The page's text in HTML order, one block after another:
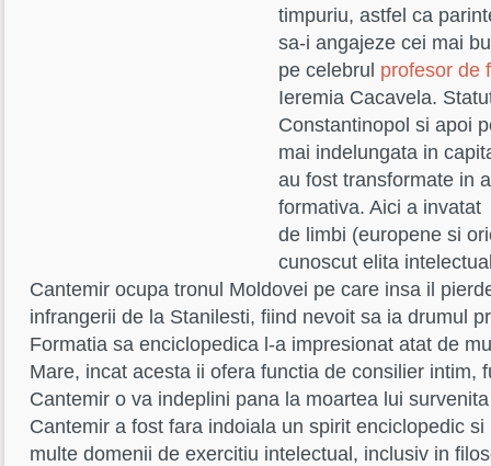
timpuriu, astfel ca
sa-i angajeze cei mai
pe celebrul profesor de
Ieremia Cacavela.
Constantinopol si apoi
mai indelungata in
au fost transformate in
formativa. Aici a
de limbi (europene si
cunoscut elita
Cantemir ocupa tronul Moldovei pe care insa il
infrangerii de la Stanilesti, fiind nevoit sa ia drumul
Formatia sa enciclopedica l-a impresionat atat de
Mare, incat acesta ii ofera functia de consilier intim,
Cantemir o va indeplini pana la moartea lui
Cantemir a fost fara indoiala un spirit enciclopedic
multe domenii de exercitiu intelectual, inclusiv in